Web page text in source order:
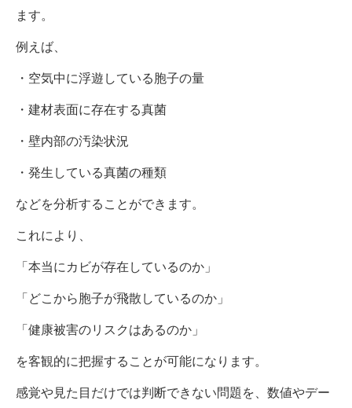
ます。
例えば、
・空気中に浮遊している胞子の量
・建材表面に存在する真菌
・壁内部の汚染状況
・発生している真菌の種類
などを分析することができます。
これにより、
「本当にカビが存在しているのか」
「どこから胞子が飛散しているのか」
「健康被害のリスクはあるのか」
を客観的に把握することが可能になります。
感覚や見た目だけでは判断できない問題を、数値やデー